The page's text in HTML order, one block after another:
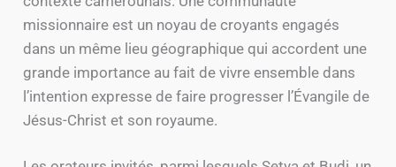
missionnaire est un noyau de croyants engagés
dans un même lieu géographique qui accordent une
grande importance au fait de vivre ensemble dans
l’intention expresse de faire progresser l’Évangile de
Jésus-Christ et son royaume.